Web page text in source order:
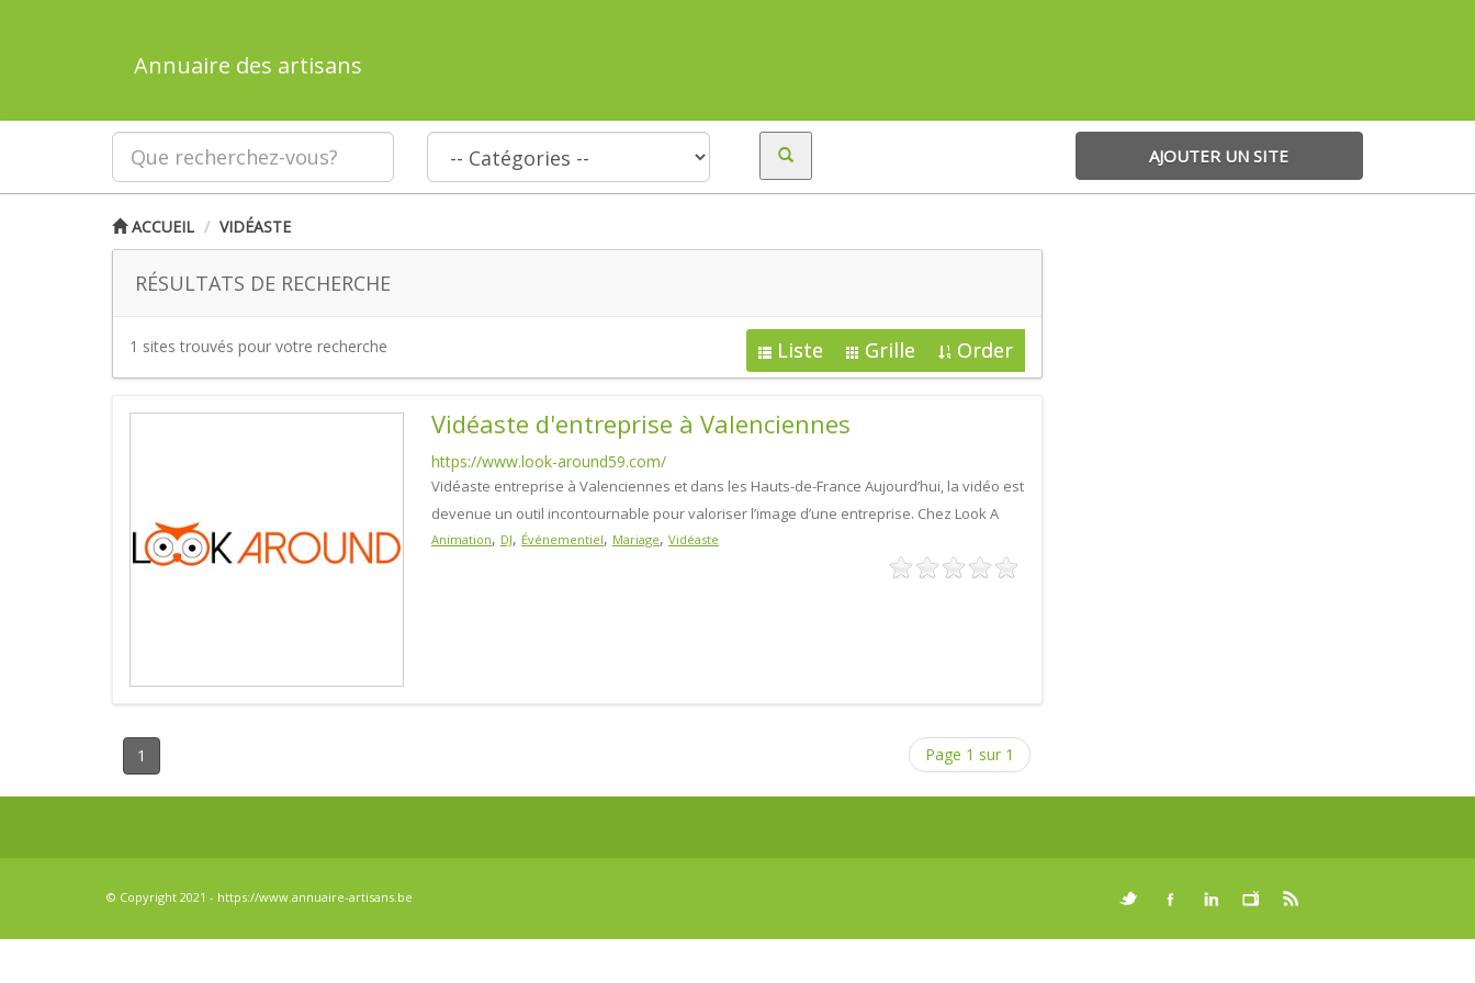
Annuaire des artisans
AJOUTER UN SITE
ACCUEIL VIDÉASTE
RÉSULTATS DE RECHERCHE
1 sites trouvés pour votre recherche Liste Grille Order
Vidéaste d'entreprise à Valenciennes
https://www.look-around59.com/
Vidéaste entreprise à Valenciennes et dans les Hauts-de-France Aujourd’hui, la vidéo est
devenue un outil incontournable pour valoriser l’image d’une entreprise. Chez Look A
Animation, DJ, Événementiel, Mariage, Vidéaste
1 Page 1 sur 1
© Copyright 2021 - https://www.annuaire-artisans.be